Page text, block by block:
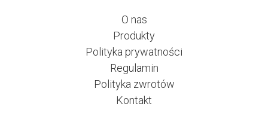
O nas
Produkty
Polityka prywatności
Regulamin
Polityka zwrotów
Kontakt